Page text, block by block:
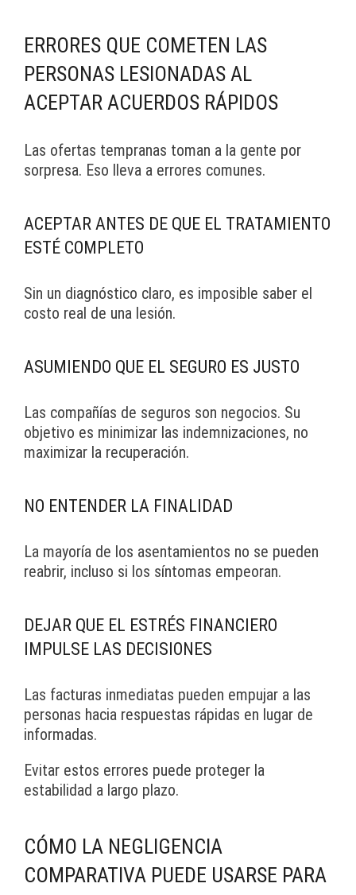
ERRORES QUE COMETEN LAS
PERSONAS LESIONADAS AL
ACEPTAR ACUERDOS RÁPIDOS
Las ofertas tempranas toman a la gente por
sorpresa. Eso lleva a errores comunes.
ACEPTAR ANTES DE QUE EL TRATAMIENTO
ESTÉ COMPLETO
Sin un diagnóstico claro, es imposible saber el
costo real de una lesión.
ASUMIENDO QUE EL SEGURO ES JUSTO
Las compañías de seguros son negocios. Su
objetivo es minimizar las indemnizaciones, no
maximizar la recuperación.
NO ENTENDER LA FINALIDAD
La mayoría de los asentamientos no se pueden
reabrir, incluso si los síntomas empeoran.
DEJAR QUE EL ESTRÉS FINANCIERO
IMPULSE LAS DECISIONES
Las facturas inmediatas pueden empujar a las
personas hacia respuestas rápidas en lugar de
informadas.
Evitar estos errores puede proteger la
estabilidad a largo plazo.
CÓMO LA NEGLIGENCIA
COMPARATIVA PUEDE USARSE PARA